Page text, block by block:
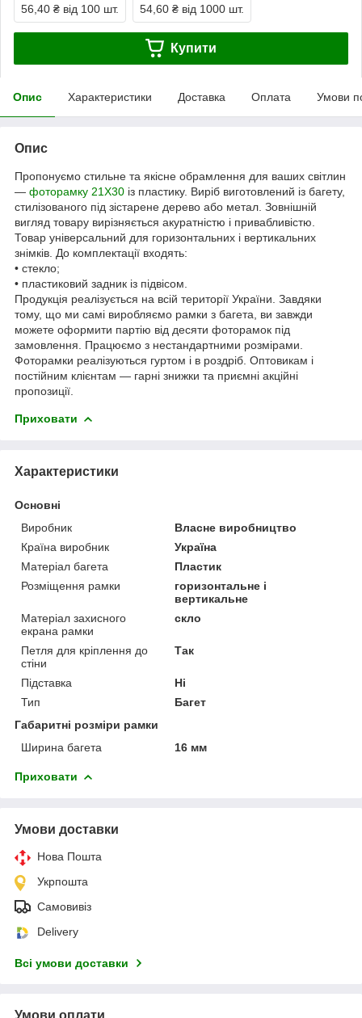
56,40 ₴ від 100 шт. 54,60 ₴ від 1000 шт.
Купити
Опис Характеристики Доставка Оплата Умови
Опис
Пропонуємо стильне та якісне обрамлення для ваших світлин
— фоторамку 21Х30 із пластику. Виріб виготовлений із багету,
стилізованого під зістарене дерево або метал. Зовнішній
вигляд товару вирізняється акуратністю і привабливістю.
Товар універсальний для горизонтальних і вертикальних
знімків. До комплектації входять:
• стекло;
• пластиковий задник із підвісом.
Продукція реалізується на всій території України. Завдяки
тому, що ми самі виробляємо рамки з багета, ви завжди
можете оформити партію від десяти фоторамок під
замовлення. Працюємо з нестандартними розмірами.
Фоторамки реалізуються гуртом і в роздріб. Оптовикам і
постійним клієнтам — гарні знижки та приємні акційні
пропозиції.
Приховати
Характеристики
Основні
Виробник
Власне виробництво
Країна виробник
Україна
Матеріал багета
Пластик
Розміщення рамки
горизонтальне і
вертикальне
Матеріал захисного
екрана рамки
скло
Петля для кріплення до
стіни
Так
Підставка
Ні
Тип
Багет
Габаритні розміри рамки
Ширина багета
16 мм
Приховати
Умови доставки
Нова Пошта
Укрпошта
Самовивіз
Delivery
Всі умови доставки
Умови оплати